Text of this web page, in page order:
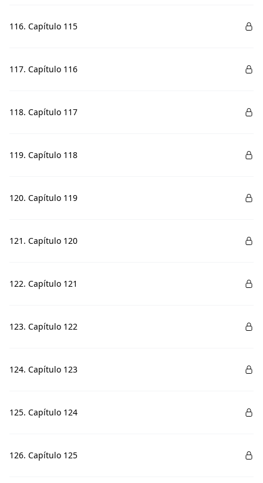
116. Capítulo 115
117. Capítulo 116
118. Capítulo 117
119. Capítulo 118
120. Capítulo 119
121. Capítulo 120
122. Capítulo 121
123. Capítulo 122
124. Capítulo 123
125. Capítulo 124
126. Capítulo 125